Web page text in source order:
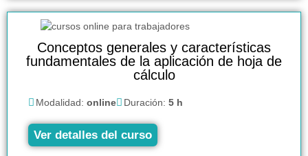
Conceptos generales y características
fundamentales de la aplicación de hoja de
cálculo
Modalidad: online Duración: 5 h
Ver detalles del curso